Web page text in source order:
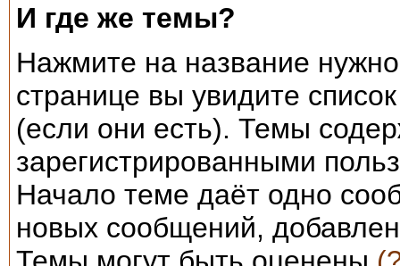
И где же темы?
Нажмите на название
странице вы увидите
(если они есть). Темы
зарегистрированными
Начало теме даёт одно
новых сообщений,